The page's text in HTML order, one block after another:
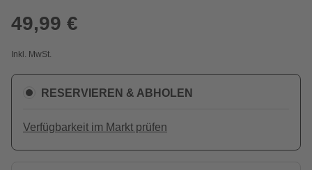
49,99 €
Inkl. MwSt.
RESERVIEREN & ABHOLEN
Verfügbarkeit im Markt prüfen